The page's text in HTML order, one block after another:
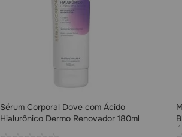
Sérum Corporal Dove com Ácido
Hialurônico Dermo Renovador 180ml